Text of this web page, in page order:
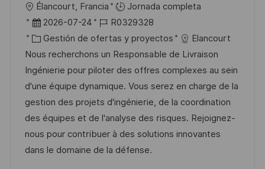
U
b
c
a
c
i
ó
n
Élancourt, Francia
Jornada completa
F
e
c
h
a
d
e
p
u
2026-07-24
I
D
d
e
e
m
p
l
e
R0329328
C
a
t
e
g
o
r
í
Gestión de ofertas y proyectos
Elancourt
Nous recherchons un Responsable de Livraison
Ingénierie pour piloter des offres complexes au sein
d'une équipe dynamique. Vous serez en charge de la
gestion des projets d'ingénierie, de la coordination
des équipes et de l'analyse des risques. Rejoignez-
nous pour contribuer à des solutions innovantes
dans le domaine de la défense.